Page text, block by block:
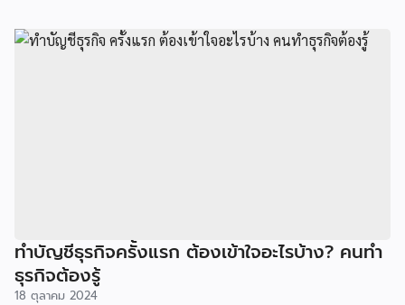
ทำบัญชีธุรกิจครั้งแรก ต้องเข้าใจอะไรบ้าง? คนทำ
ธุรกิจต้องรู้
18 ตุลาคม 2024